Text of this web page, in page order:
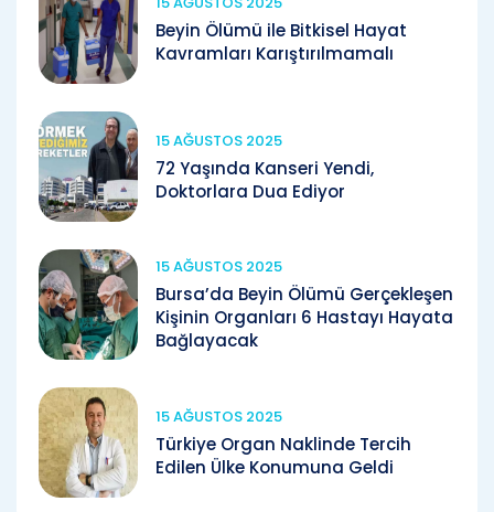
Beyin Ölümü ile Bitkisel Hayat
Kavramları Karıştırılmamalı
15 AĞUSTOS 2025
72 Yaşında Kanseri Yendi,
Doktorlara Dua Ediyor
15 AĞUSTOS 2025
Bursa’da Beyin Ölümü Gerçekleşen
Kişinin Organları 6 Hastayı Hayata
Bağlayacak
15 AĞUSTOS 2025
Türkiye Organ Naklinde Tercih
Edilen Ülke Konumuna Geldi